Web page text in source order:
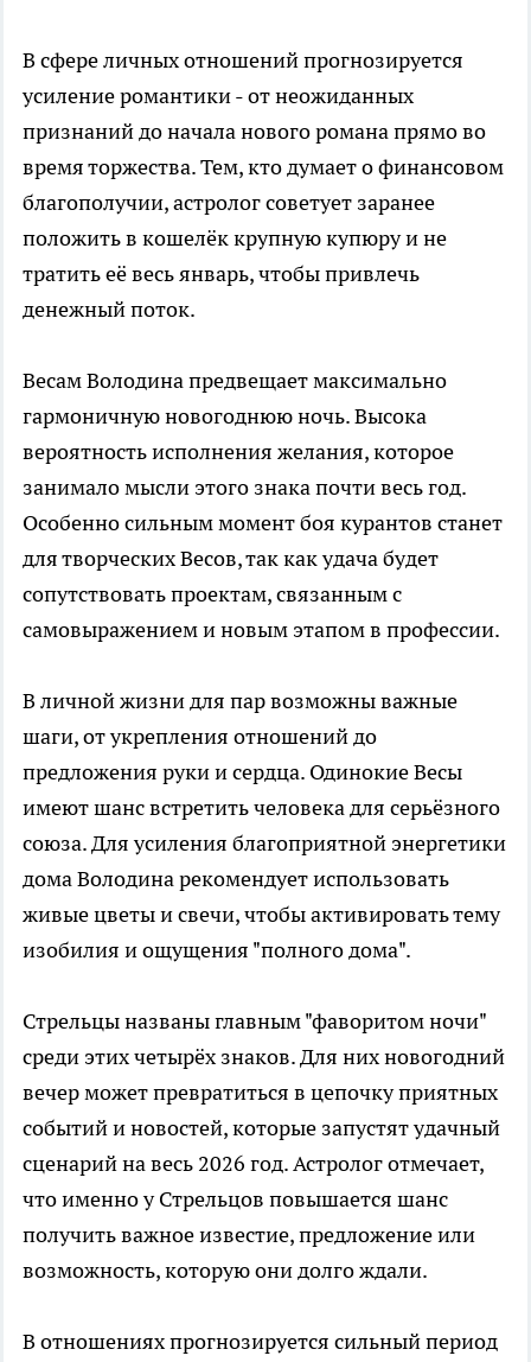
В сфере личных отношений прогнозируется
усиление романтики - от неожиданных
признаний до начала нового романа прямо во
время торжества. Тем, кто думает о финансовом
благополучии, астролог советует заранее
положить в кошелёк крупную купюру и не
тратить её весь январь, чтобы привлечь
денежный поток.
Весам Володина предвещает максимально
гармоничную новогоднюю ночь. Высока
вероятность исполнения желания, которое
занимало мысли этого знака почти весь год.
Особенно сильным момент боя курантов станет
для творческих Весов, так как удача будет
сопутствовать проектам, связанным с
самовыражением и новым этапом в профессии.
В личной жизни для пар возможны важные
шаги, от укрепления отношений до
предложения руки и сердца. Одинокие Весы
имеют шанс встретить человека для серьёзного
союза. Для усиления благоприятной энергетики
дома Володина рекомендует использовать
живые цветы и свечи, чтобы активировать тему
изобилия и ощущения "полного дома".
Стрельцы названы главным "фаворитом ночи"
среди этих четырёх знаков. Для них новогодний
вечер может превратиться в цепочку приятных
событий и новостей, которые запустят удачный
сценарий на весь 2026 год. Астролог отмечает,
что именно у Стрельцов повышается шанс
получить важное известие, предложение или
возможность, которую они долго ждали.
В отношениях прогнозируется сильный период